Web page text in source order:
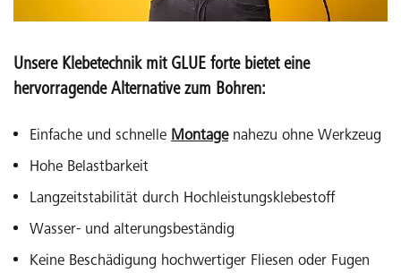
Unsere Klebetechnik mit GLUE forte bietet eine
hervorragende Alternative zum Bohren:
Einfache und schnelle Montagenahezu ohne Werkzeug
Hohe Belastbarkeit
Langzeitstabilität durch Hochleistungsklebestoff
Wasser- und alterungsbeständig
Keine Beschädigung hochwertiger Fliesen oder Fugen